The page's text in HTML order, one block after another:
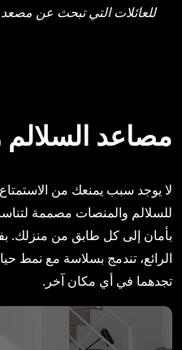
للعائلات التي تبحث عن
مصاعد
لا يوجد سبب يمنعك من
للسلالم والمنصات مصممة
بأمان إلى كل طابق من منزلك.
الرائع، تندمج بسلاسة مع نمط
تجدهما في أي مكان آخر.